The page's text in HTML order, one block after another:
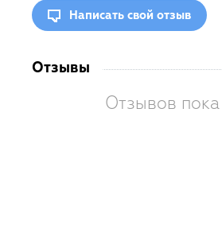
Написать свой отзыв
Отзывы
Отзывов